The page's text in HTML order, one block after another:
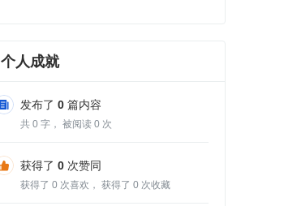
个人成就
发布了 0 篇内容
共 0 字， 被阅读 0 次
获得了 0 次赞同
获得了 0 次喜欢， 获得了 0 次收藏